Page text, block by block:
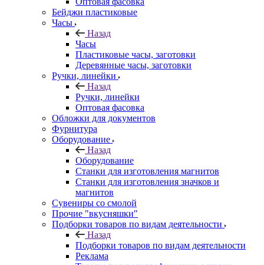
Бейджи пластиковые
Часы
Назад
Часы
Пластиковые часы, заготовки
Деревянные часы, заготовки
Ручки, линейки
Назад
Ручки, линейки
Оптовая фасовка
Обложки для документов
Фурнитура
Оборудование
Назад
Оборудование
Станки для изготовления магнитов
Станки для изготовления значков и
магнитов
Сувениры со смолой
Прочие "вкусняшки"
Подборки товаров по видам деятельности
Назад
Подборки товаров по видам деятельности
Реклама